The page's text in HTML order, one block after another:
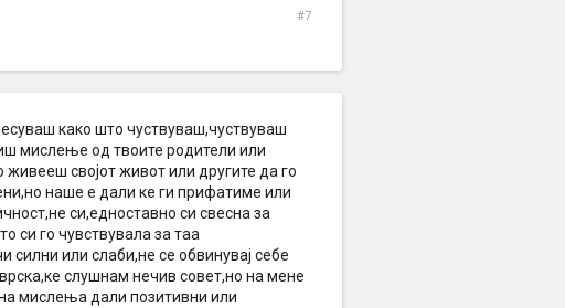
#7
како што чуствуваш,чуствуваш
мислење од твоите родители или
својот живот или другите да го
наше е дали ке ги прифатиме или
си,едноставно си свесна за
си го чувствувала за таа
силни или слаби,не се обвинувај себе
слушнам нечив совет,но на мене
мислења дали позитивни или